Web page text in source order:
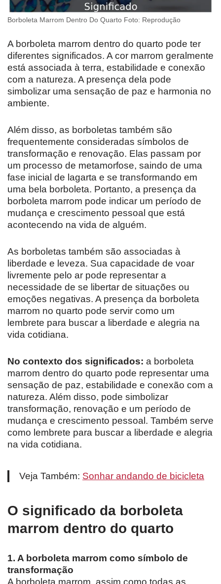
Borboleta Marrom Dentro Do Quarto Foto: Reprodução
A borboleta marrom dentro do quarto pode ter
diferentes significados. A cor marrom geralmente
está associada à terra, estabilidade e conexão
com a natureza. A presença dela pode
simbolizar uma sensação de paz e harmonia no
ambiente.
Além disso, as borboletas também são
frequentemente consideradas símbolos de
transformação e renovação. Elas passam por
um processo de metamorfose, saindo de uma
fase inicial de lagarta e se transformando em
uma bela borboleta. Portanto, a presença da
borboleta marrom pode indicar um período de
mudança e crescimento pessoal que está
acontecendo na vida de alguém.
As borboletas também são associadas à
liberdade e leveza. Sua capacidade de voar
livremente pelo ar pode representar a
necessidade de se libertar de situações ou
emoções negativas. A presença da borboleta
marrom no quarto pode servir como um
lembrete para buscar a liberdade e alegria na
vida cotidiana.
No contexto dos significados: a borboleta
marrom dentro do quarto pode representar uma
sensação de paz, estabilidade e conexão com a
natureza. Além disso, pode simbolizar
transformação, renovação e um período de
mudança e crescimento pessoal. Também serve
como lembrete para buscar a liberdade e alegria
na vida cotidiana.
Veja Também: Sonhar andando de bicicleta
O significado da borboleta
marrom dentro do quarto
1. A borboleta marrom como símbolo de
transformação
A borboleta marrom, assim como todas as